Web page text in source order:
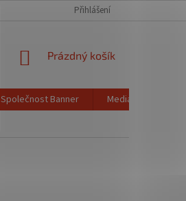
ZPĚTNÝ ODBĚR
Přihlášení
NÁKUPNÍ
Prázdný košík
Společnost Banner Media info